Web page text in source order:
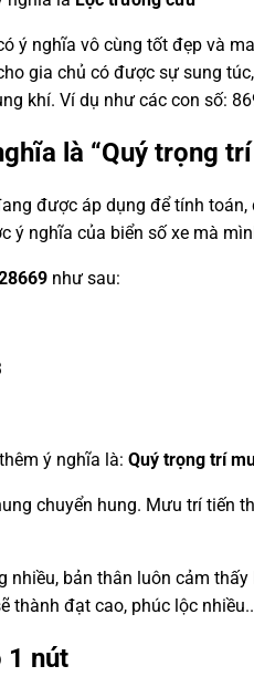
ý nghĩa vô cùng tốt đẹp và
gia chủ có được sự sung
khí. Ví dụ như các con số:
là “Quý trọng
được áp dụng để tính
ý nghĩa của biển số xe mà
như sau:
ý nghĩa là: Quý trọng trí
chuyển hung. Mưu trí
nhiều, bản thân luôn cảm
thành đạt cao, phúc lộc nhiều..
1 nút